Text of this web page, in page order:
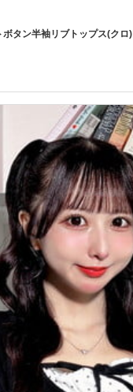
ボタン半袖リブトップス(クロ)